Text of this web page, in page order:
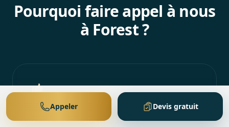
Pourquoi faire appel à nous
à Forest ?
Intervention locale et sérieuse
Appeler Devis gratuit